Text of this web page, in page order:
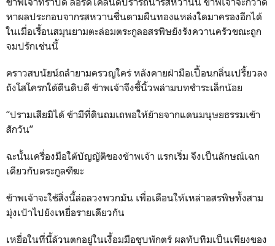
หาผลประกอบจากรสหวานชื่นตามผืนทองแหล่งใดมาครองอีกได้
ในเมื่อเรื้อนสมุนยามตะล่อมตระกูลอสรพิษยังรังควานครัวขณะถูก
จมปรักเช่นนี้
คราวสบนัยน์ถลำยามครวญใคร่ หลังคายฝ่ามือเปื้อนกลิ่นเปรี้ยวลง
ถังโสโครกใต้ตีนดิบดี ข้าพเจ้าจึงชี้นิ้วพล่ามบทชำระเล็กน้อย
“ปรามเสียมิได้ ข้ามีที่ดินถมเถพอให้ย้ายจากแดนมนุษยธรรมเข้า
สักวัน”
ฉะนั้นเครื่องมือใต้บัญญัติของข้าพเจ้า แรกเริ่ม จึงเป็นลักษณ์เฉก
เดียวกับตระกูลฑีฆะ
ข้าพเจ้าจะใช้สิ่งนี้ล่อลวงพวกมัน เพื่อเตือนให้เหล่าอสรพิษทั้งสาม
มุ่งเป้าไปยังเหยื่อรายเดียวกัน
เหยื่อในที่นี้ล้วนตกอยู่ในเงื้อมมือชุบพักตร์ ผลทับทิมเป็นเพียงของ